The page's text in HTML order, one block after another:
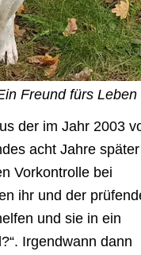
Freund fürs Leben
der im Jahr 2003
acht Jahre später
Vorkontrolle bei
ihr und der
und sie in ein
Irgendwann dann